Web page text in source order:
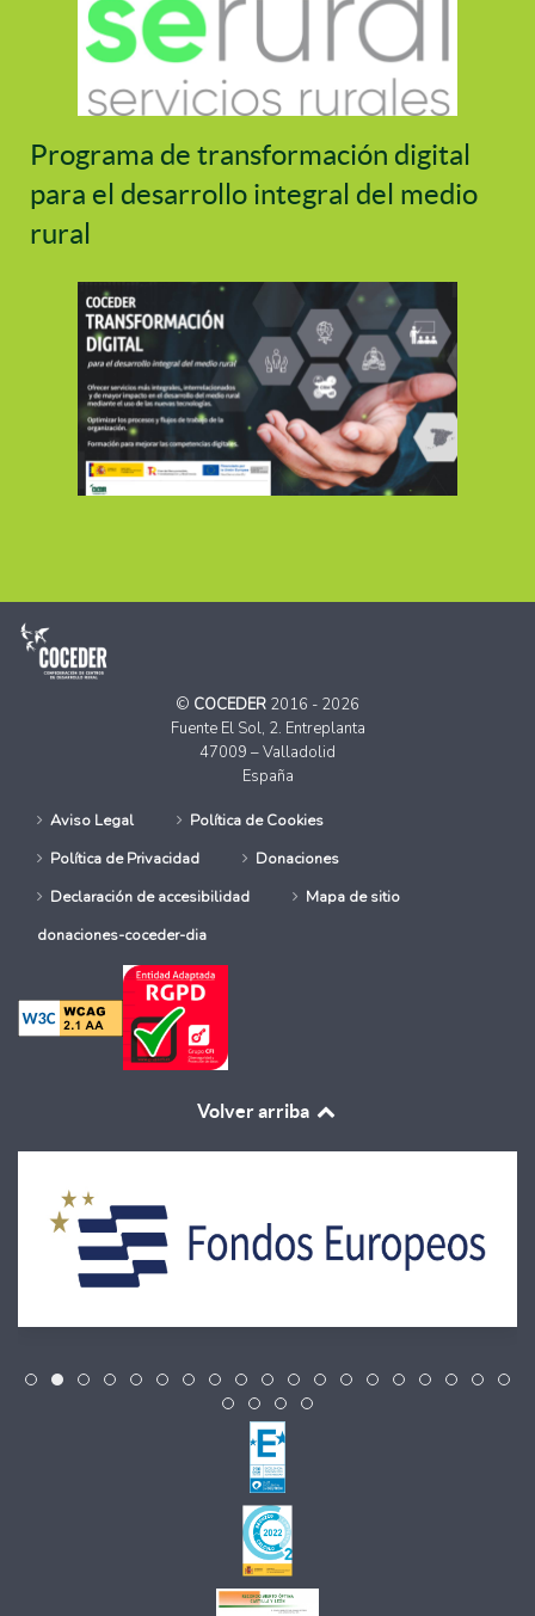
Programa de transformación digital
para el desarrollo integral del medio
rural
© COCEDER 2016 - 2026
Fuente El Sol, 2. Entreplanta
47009 – Valladolid
España
Aviso Legal
Política de Cookies
Política de Privacidad
Donaciones
Declaración de accesibilidad
Mapa de sitio
donaciones-coceder-dia
Volver arriba